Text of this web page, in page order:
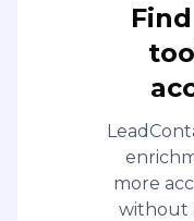
more
without